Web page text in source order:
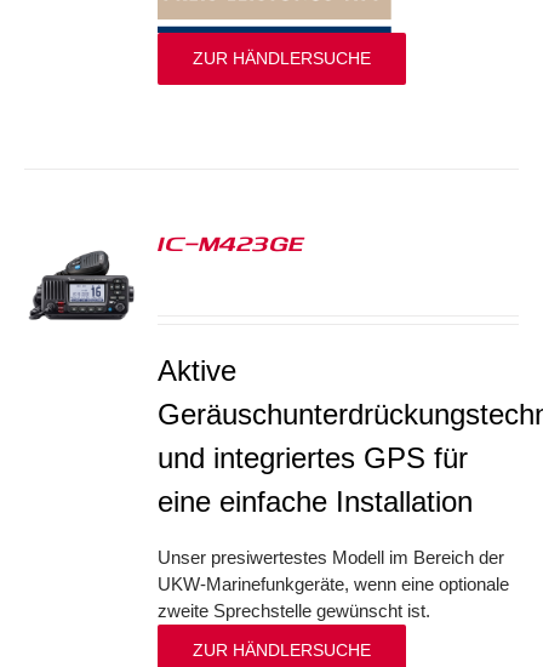
ZUR HÄNDLERSUCHE
IC-M423GE
Aktive
und integriertes GPS für
eine einfache Installation
Unser presiwertestes Modell im Bereich der
UKW-Marinefunkgeräte, wenn eine optionale
zweite Sprechstelle gewünscht ist.
ZUR HÄNDLERSUCHE